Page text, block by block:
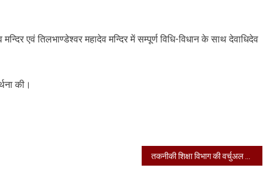
एवं तिलभाण्डेश्वर महादेव मन्दिर में सम्पूर्ण विधि-विधान के साथ देवाधिदेव
की।